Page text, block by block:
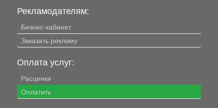
Рекламодателям:
Бизнес-кабинет
Заказать рекламу
Оплата услуг:
Расценки
Оплатить